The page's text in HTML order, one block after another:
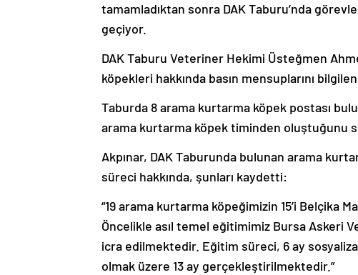
tamamladıktan sonra DAK Taburu’nda
geçiyor.
DAK Taburu Veteriner Hekimi Üsteğmen
köpekleri hakkında basın mensuplarını
Taburda 8 arama kurtarma köpek postası
arama kurtarma köpek timinden oluştuğunu
Akpınar, DAK Taburunda bulunan arama
süreci hakkında, şunları kaydetti:
“19 arama kurtarma köpeğimizin 15’i Belçika
Öncelikle asıl temel eğitimimiz Bursa Askeri
icra edilmektedir. Eğitim süreci, 6 ay
olmak üzere 13 ay gerçekleştirilmektedir.”